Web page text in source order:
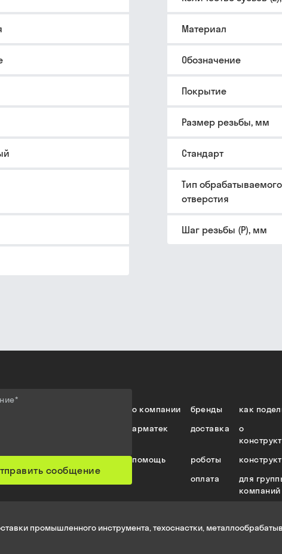
Материал
Обозначение
Покрытие
Размер резьбы, мм
Стандарт
Тип обрабатываемого
отверстия
Шаг резьбы (P), мм
*
сообщение
как
бренды
о компании
о
доставка
арматек
роботы
помощь
для
компаний
оплата
промышленного инструмента, техоснастки,